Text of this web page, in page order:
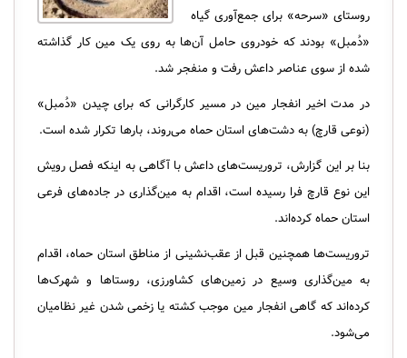
روستای «سرحه» برای جمع‌آوری گیاه
«دُمبل» بودند که خودروی حامل آن‌ها به روی یک مین کار گذاشته
شده از سوی عناصر داعش رفت و منفجر شد.
در مدت اخیر انفجار مین در مسیر کارگرانی که برای چیدن «دُمبل»
(نوعی قارچ) به دشت‌های استان حماه می‌روند، بارها تکرار شده است.
بنا بر این گزارش، تروریست‌های داعش با آگاهی به اینکه فصل رویش
این نوع قارچ فرا رسیده است، اقدام به مین‌‌گذاری در جاده‌های فرعی
استان حماه کرده‌اند.
تروریست‌ها همچنین قبل از عقب‌نشینی از مناطق استان حماه، اقدام
به مین‌گذاری وسیع در زمین‌های کشاورزی، روستاها و شهرک‌ها
کرده‌اند که گاهی انفجار مین موجب کشته یا زخمی شدن غیر نظامیان
می‌شود.